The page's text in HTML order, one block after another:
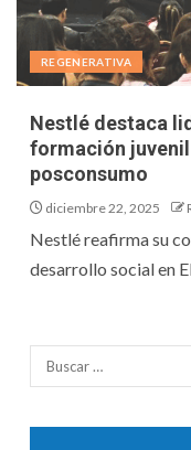
REGENERATIVA
Nestlé destaca
formación
posconsumo
diciembre 22, 2025
Nestlé reafirma su
desarrollo social en